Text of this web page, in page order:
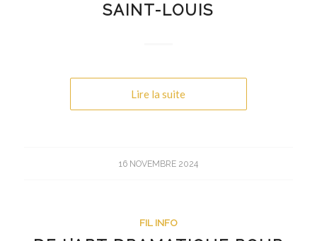
SAINT-LOUIS
Lire la suite
16 NOVEMBRE 2024
FIL INFO